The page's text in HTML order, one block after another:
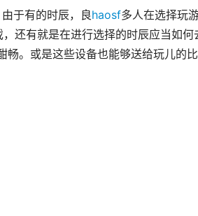
于有的时辰，良haosf多人在选择玩
还有就是在进行选择的时辰应当如何
畅。或是这些设备也能够送给玩儿的